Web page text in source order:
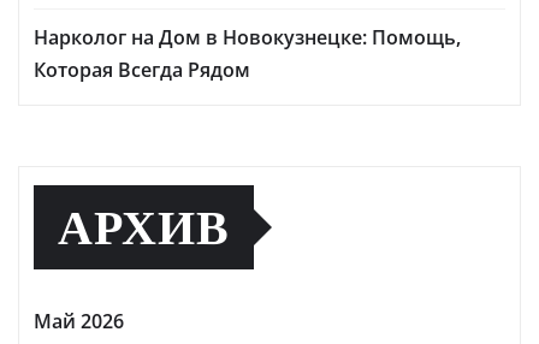
Нарколог на Дом в Новокузнецке: Помощь,
Которая Всегда Рядом
АРХИВ
Май 2026